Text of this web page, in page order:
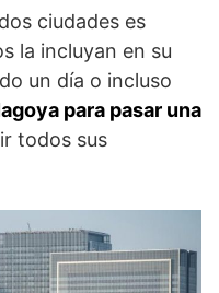
ciudades es
la incluyan en su
un día o incluso
para pasar una
todos sus